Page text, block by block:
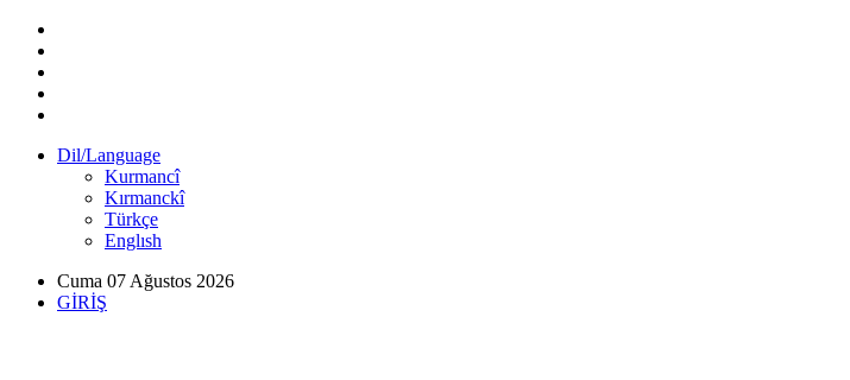
Dil/Language
Kurmancî
Kırmanckî
Türkçe
Englısh
Cuma 07 Ağustos 2026
GİRİŞ